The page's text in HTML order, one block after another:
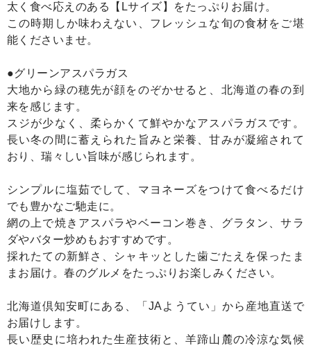
太く食べ応えのある【Lサイズ】をたっぷりお届け。
この時期しか味わえない、フレッシュな旬の食材をご堪
能くださいませ。
●グリーンアスパラガス
大地から緑の穂先が顔をのぞかせると、北海道の春の到
来を感じます。
スジが少なく、柔らかくて鮮やかなアスパラガスです。
長い冬の間に蓄えられた旨みと栄養、甘みが凝縮されて
おり、瑞々しい旨味が感じられます。
シンプルに塩茹でして、マヨネーズをつけて食べるだけ
でも豊かなご馳走に。
網の上で焼きアスパラやベーコン巻き、グラタン、サラ
ダやバター炒めもおすすめです。
採れたての新鮮さ、シャキッとした歯ごたえを保ったま
まお届け。春のグルメをたっぷりお楽しみください。
北海道倶知安町にある、「JAようてい」から産地直送で
お届けします。
長い歴史に培われた生産技術と、羊蹄山麓の冷涼な気候